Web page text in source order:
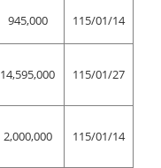
945,000 115/01/14
14,595,000 115/01/27
2,000,000 115/01/14